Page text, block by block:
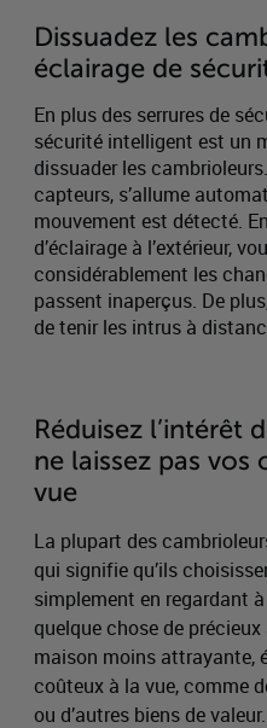
Dissuadez les
éclairage de
En plus des serrures de
sécurité intelligent est un
dissuader les
capteurs, s’allume
mouvement est détecté.
d’éclairage à l’extérieur,
considérablement les
passent inaperçus. De
de tenir les intrus à
Réduisez l’intérêt
ne laissez pas vos
vue
La plupart des
qui signifie qu’ils
simplement en regardant à
quelque chose de
maison moins attrayante,
coûteux à la vue, comme
ou d’autres biens de valeur.